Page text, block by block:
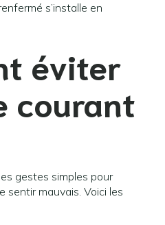
s’installe en
éviter
courant
gestes simples pour
sentir mauvais. Voici les